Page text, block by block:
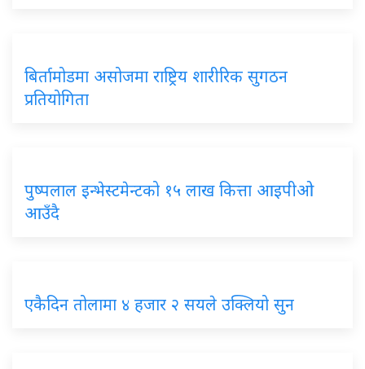
बिर्तामोडमा असोजमा राष्ट्रिय शारीरिक सुगठन
प्रतियोगिता
पुष्पलाल इन्भेस्टमेन्टको १५ लाख कित्ता आइपीओ
आउँदै
एकैदिन तोलामा ४ हजार २ सयले उक्लियो सुन